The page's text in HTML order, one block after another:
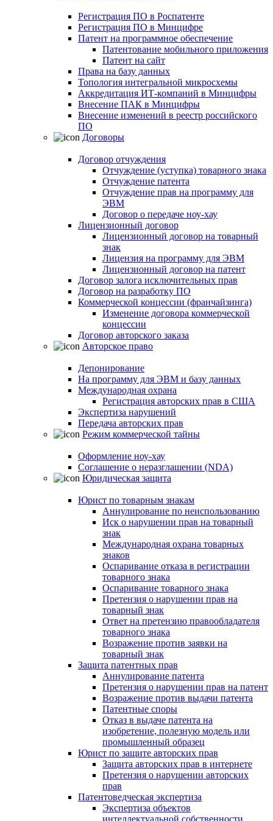
Регистрация ПО в Роспатенте
Регистрация ПО в Минцифре
Патент на программное обеспечение
Патентование мобильного приложения
Патент на сайт
Права на базу данных
Топология интегральной микросхемы
Аккредитация ИТ-компаний в Минцифры
Внесение ПАК в Минцифры
Внесение изменений в реестр российского
ПО
Договоры
Договор отчуждения
Отчуждение (уступка) товарного знака
Отчуждение патента
Отчуждение прав на программу для
ЭВМ
Договор о передаче ноу-хау
Лицензионный договор
Лицензионный договор на товарный
знак
Лицензия на программу для ЭВМ
Лицензионный договор на патент
Договор залога исключительных прав
Договор на разработку ПО
Коммерческой концессии (франчайзинга)
Изменение договора коммерческой
концессии
Договор авторского заказа
Авторское право
Депонирование
На программу для ЭВМ и базу данных
Международная охрана
Регистрация авторских прав в США
Экспертиза нарушений
Передача авторских прав
Режим коммерческой тайны
Оформление ноу-хау
Соглашение о неразглашении (NDA)
Юридическая защита
Юрист по товарным знакам
Аннулирование по неиспользованию
Иск о нарушении прав на товарный
знак
Международная охрана товарных
знаков
Оспаривание отказа в регистрации
товарного знака
Оспаривание товарного знака
Претензия о нарушении прав на
товарный знак
Ответ на претензию правообладателя
товарного знака
Возражение против заявки на
товарный знак
Защита патентных прав
Аннулирование патента
Претензия о нарушении прав на патент
Возражение против выдачи патента
Патентные споры
Отказ в выдаче патента на
изобретение, полезную модель или
промышленный образец
Юрист по защите авторских прав
Защита авторских прав в интернете
Претензия о нарушении авторских
прав
Патентоведческая экспертиза
Экспертиза объектов
интеллектуальной собственности